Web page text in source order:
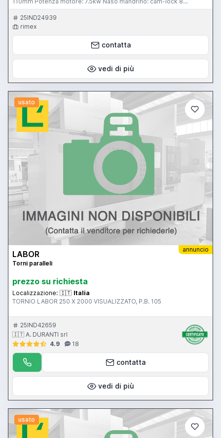
Accessori: -Torretta tipo C con porta utensili -Pedane antivibranti -
Lunetta fissa -Contropunta rotante
25IND24939
rimex
contatta
vedi di più
usato
annuncio
LABOR
Torni paralleli
prezzo su richiesta
Localizzazione: 🇮🇹 Italia
TORNIO LABOR 250 X 2000 VISUALIZZATO, P.B. 105
25IND42659
🇮🇹 A. DURANTI srl
4.9
18
contatta
vedi di più
usato